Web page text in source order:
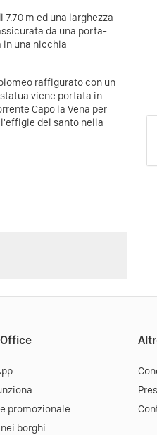
m ed una larghezza
da una porta-
una nicchia
raffigurato con un
viene portata in
Capo la Vena per
del santo nella
promozionale
borghi